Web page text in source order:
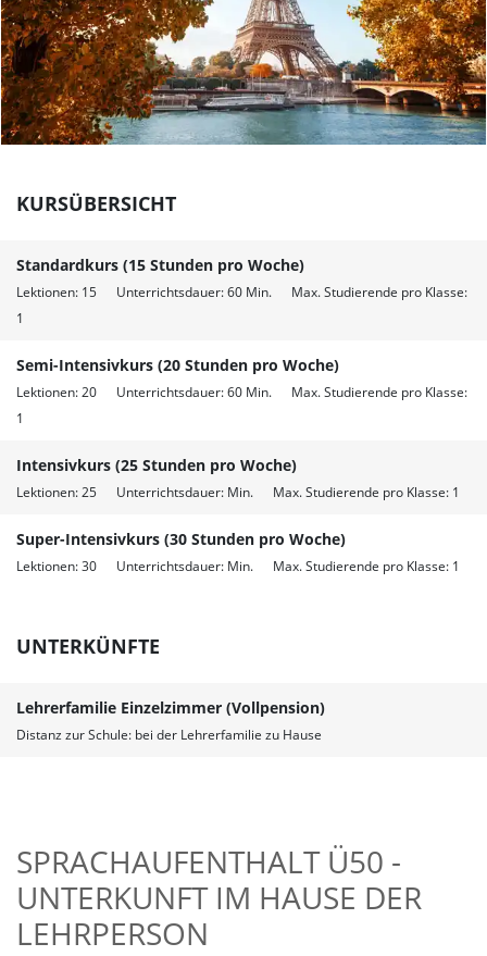
KURSÜBERSICHT
Standardkurs (15 Stunden pro Woche)
Lektionen: 15 Unterrichtsdauer: 60 Min. Max. Studierende pro Klasse:
1
Semi-Intensivkurs (20 Stunden pro Woche)
Lektionen: 20 Unterrichtsdauer: 60 Min. Max. Studierende pro Klasse:
1
Intensivkurs (25 Stunden pro Woche)
Lektionen: 25 Unterrichtsdauer: Min. Max. Studierende pro Klasse: 1
Super-Intensivkurs (30 Stunden pro Woche)
Lektionen: 30 Unterrichtsdauer: Min. Max. Studierende pro Klasse: 1
UNTERKÜNFTE
Lehrerfamilie Einzelzimmer (Vollpension)
Distanz zur Schule: bei der Lehrerfamilie zu Hause
SPRACHAUFENTHALT Ü50 -
UNTERKUNFT IM HAUSE DER
LEHRPERSON